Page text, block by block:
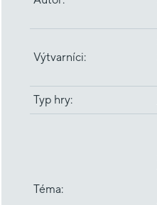
Výtvarníci:
Typ hry:
Téma: